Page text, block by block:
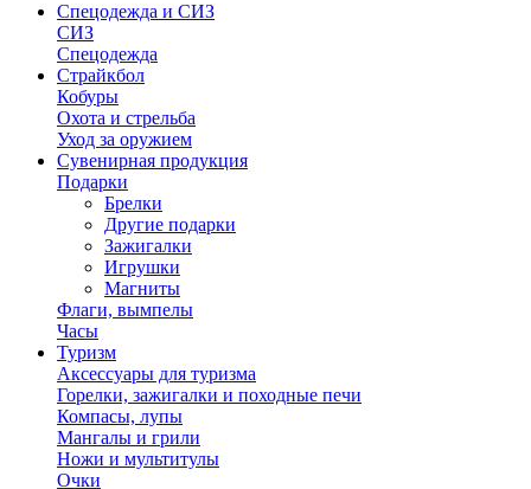
Спецодежда и СИЗ
СИЗ
Спецодежда
Страйкбол
Кобуры
Охота и стрельба
Уход за оружием
Сувенирная продукция
Подарки
Брелки
Другие подарки
Зажигалки
Игрушки
Магниты
Флаги, вымпелы
Часы
Туризм
Аксессуары для туризма
Горелки, зажигалки и походные печи
Компасы, лупы
Мангалы и грили
Ножи и мультитулы
Очки